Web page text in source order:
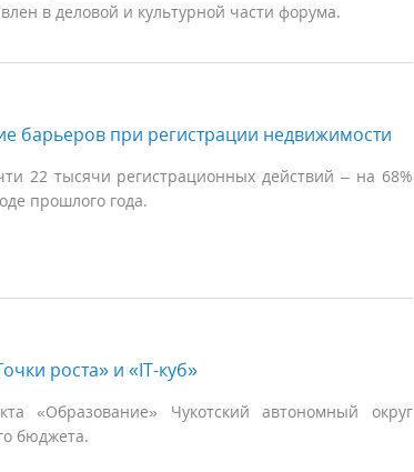
в деловой и культурной части форума.
барьеров при регистрации недвижимости
22 тысячи регистрационных действий – на 68%
прошлого года.
роста» и «IT-куб»
«Образование» Чукотский автономный округ
бюджета.